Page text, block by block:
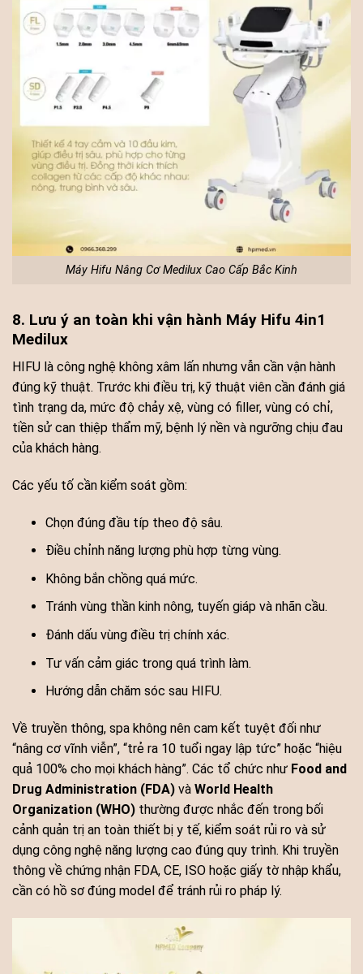
Máy Hifu Nâng Cơ Medilux Cao Cấp Bắc Kinh
8. Lưu ý an toàn khi vận hành Máy Hifu 4in1
Medilux
HIFU là công nghệ không xâm lấn nhưng vẫn cần vận hành
đúng kỹ thuật. Trước khi điều trị, kỹ thuật viên cần đánh giá
tình trạng da, mức độ chảy xệ, vùng có filler, vùng có chỉ,
tiền sử can thiệp thẩm mỹ, bệnh lý nền và ngưỡng chịu đau
của khách hàng.
Các yếu tố cần kiểm soát gồm:
Chọn đúng đầu típ theo độ sâu.
Điều chỉnh năng lượng phù hợp từng vùng.
Không bắn chồng quá mức.
Tránh vùng thần kinh nông, tuyến giáp và nhãn cầu.
Đánh dấu vùng điều trị chính xác.
Tư vấn cảm giác trong quá trình làm.
Hướng dẫn chăm sóc sau HIFU.
Về truyền thông, spa không nên cam kết tuyệt đối như
“nâng cơ vĩnh viễn”, “trẻ ra 10 tuổi ngay lập tức” hoặc “hiệu
quả 100% cho mọi khách hàng”. Các tổ chức như Food and
Drug Administration (FDA) và World Health
Organization (WHO) thường được nhắc đến trong bối
cảnh quản trị an toàn thiết bị y tế, kiểm soát rủi ro và sử
dụng công nghệ năng lượng cao đúng quy trình. Khi truyền
thông về chứng nhận FDA, CE, ISO hoặc giấy tờ nhập khẩu,
cần có hồ sơ đúng model để tránh rủi ro pháp lý.